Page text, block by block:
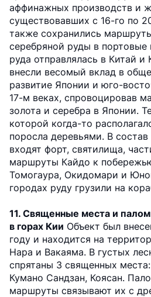
аффинажных производств и
существовавших с 16-го по
также сохранились
серебряной руды в портовые
руда отправлялась в Китай и
внесли весомый вклад в
развитие Японии и юго-
17-м веках, спровоцировав
золота и серебра в Японии.
которой когда-то
поросла деревьями. В
входят форт, святилища,
маршруты Кайдо к
Томогаура, Окидомари и
городах руду грузили на
11. Священные места и
в горах Кии Объект был
году и находится на
Нара и Вакаяма. В густых
спрятаны 3 священных
Кумано Сандзан, Коясан.
маршруты связывают их с